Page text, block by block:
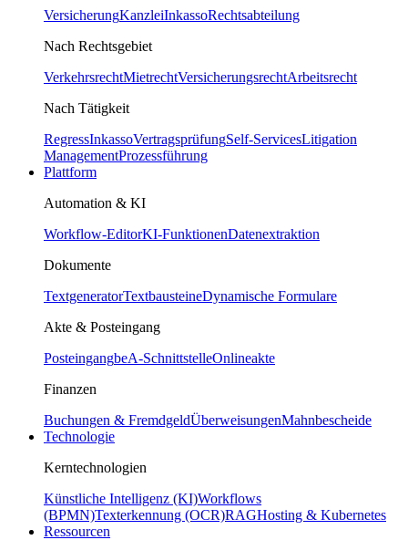
VersicherungKanzleiInkassoRechtsabteilung
Nach Rechtsgebiet
VerkehrsrechtMietrechtVersicherungsrechtArbeitsrecht
Nach Tätigkeit
RegressInkassoVertragsprüfungSelf-ServicesLitigation
ManagementProzessführung
Plattform
Automation & KI
Workflow-EditorKI-FunktionenDatenextraktion
Dokumente
TextgeneratorTextbausteineDynamische Formulare
Akte & Posteingang
PosteingangbeA-SchnittstelleOnlineakte
Finanzen
Buchungen & FremdgeldÜberweisungenMahnbescheide
Technologie
Kerntechnologien
Künstliche Intelligenz (KI)Workflows
(BPMN)Texterkennung (OCR)RAGHosting & Kubernetes
Ressourcen